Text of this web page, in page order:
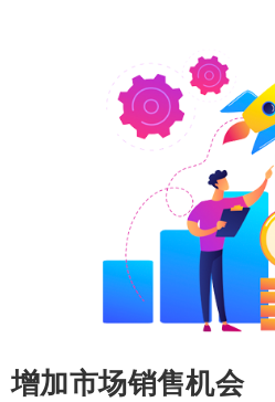
增加市场销售机会